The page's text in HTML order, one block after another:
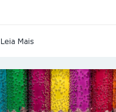
Leia Mais